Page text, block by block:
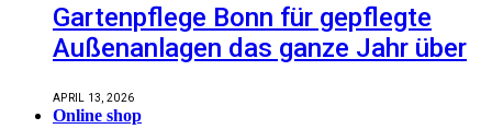
Gartenpflege Bonn für gepflegte
Außenanlagen das ganze Jahr über
APRIL 13, 2026
Online shop